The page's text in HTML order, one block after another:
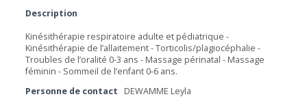
Description
Kinésithérapie respiratoire adulte et pédiatrique -
Kinésithérapie de l’allaitement - Torticolis/plagiocéphalie -
Troubles de l’oralité 0-3 ans - Massage périnatal - Massage
féminin - Sommeil de l’enfant 0-6 ans.
Personne de contact
DEWAMME Leyla